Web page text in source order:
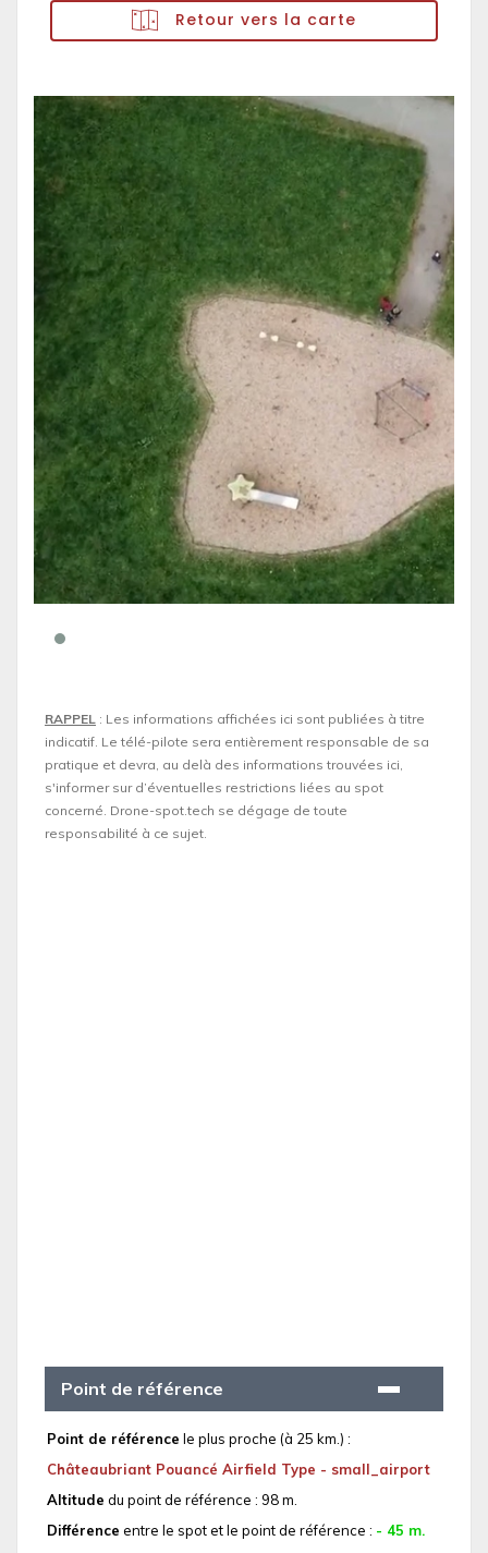
Retour vers la carte
RAPPEL : Les informations affichées ici sont publiées à titre
indicatif. Le télé-pilote sera entièrement responsable de sa
pratique et devra, au delà des informations trouvées ici,
s'informer sur d’éventuelles restrictions liées au spot
concerné. Drone-spot.tech se dégage de toute
responsabilité à ce sujet.
Point de référence
Point de référence le plus proche (à 25 km.) :
Châteaubriant Pouancé Airfield Type - small_airport
Altitude du point de référence : 98 m.
Différence entre le spot et le point de référence : - 45 m.